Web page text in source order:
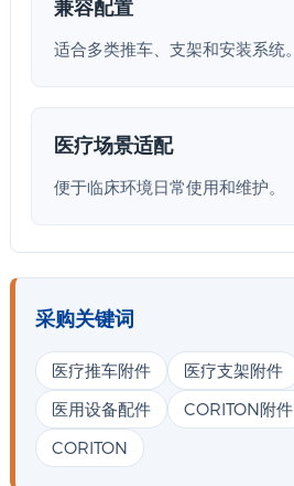
兼容配置
适合多类推车、支架和安装系统。
医疗场景适配
便于临床环境日常使用和维护。
采购关键词
医疗推车附件 医疗支架附件
医用设备配件
CORITON附件
CORITON